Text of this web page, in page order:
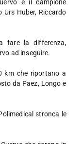
e il campione
Urs Huber, Riccardo
fare la differenza,
ad inseguire.
km che riportano a
da Paez, Longo e
stronca le